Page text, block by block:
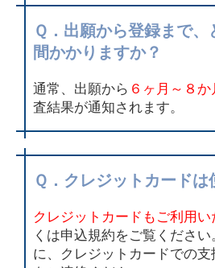
Ｑ．出願から登録まで、
間かかりますか？
通常、出願から ６ヶ月～８か
査結果が通知されます。
Ｑ．クレジットカードは
クレジットカードもご利用い
くは申込規約をご覧くださ
に、クレジットカードでの